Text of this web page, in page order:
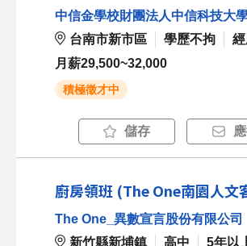
中信金學校財團法人中信科技大
台南市新市區
學歷不拘
月薪29,500~32,000
積極徵才中
儲存
廚房領班 (The One南園人文
The One_異數宣言股份有限公司
新竹縣新埔鎮
高中
5年以